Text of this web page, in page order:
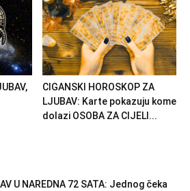
CIGANSKI HOROSKOP ZA
LJUBAV: Karte pokazuju kome
dolazi OSOBA ZA CIJELI...
U NAREDNA 72 SATA: Jednog čeka